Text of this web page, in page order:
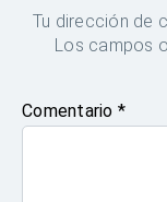
Tu dirección de
Los campos
Comentario *